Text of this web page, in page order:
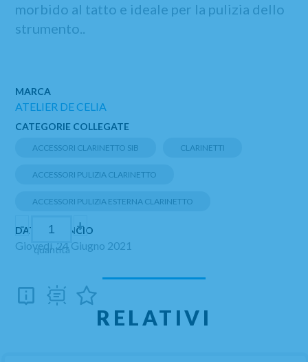
-
quantità
+
morbido al tatto e ideale per la pulizia dello
strumento..
MARCA
ATELIER DE CELIA
CATEGORIE COLLEGATE
ACCESSORI CLARINETTO SIB CLARINETTI
ACCESSORI PULIZIA CLARINETTO
ACCESSORI PULIZIA ESTERNA CLARINETTO
DATA DI LANCIO
Giovedì, 24 Giugno 2021
RELATIVI